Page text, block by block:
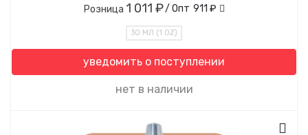
Розница 1 011 ₽/ Опт 911 ₽
30 МЛ (1 OZ)
уведомить о поступлении
нет в наличии